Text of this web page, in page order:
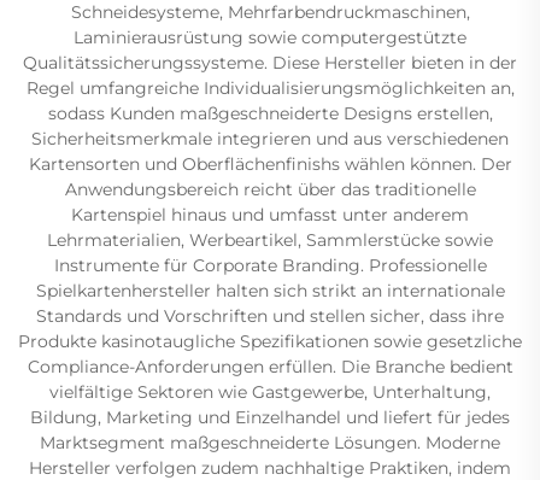
Schneidesysteme, Mehrfarbendruckmaschinen,
Laminierausrüstung sowie computergestützte
Qualitätssicherungssysteme. Diese Hersteller bieten in der
Regel umfangreiche Individualisierungsmöglichkeiten an,
sodass Kunden maßgeschneiderte Designs erstellen,
Sicherheitsmerkmale integrieren und aus verschiedenen
Kartensorten und Oberflächenfinishs wählen können. Der
Anwendungsbereich reicht über das traditionelle
Kartenspiel hinaus und umfasst unter anderem
Lehrmaterialien, Werbeartikel, Sammlerstücke sowie
Instrumente für Corporate Branding. Professionelle
Spielkartenhersteller halten sich strikt an internationale
Standards und Vorschriften und stellen sicher, dass ihre
Produkte kasinotaugliche Spezifikationen sowie gesetzliche
Compliance-Anforderungen erfüllen. Die Branche bedient
vielfältige Sektoren wie Gastgewerbe, Unterhaltung,
Bildung, Marketing und Einzelhandel und liefert für jedes
Marktsegment maßgeschneiderte Lösungen. Moderne
Hersteller verfolgen zudem nachhaltige Praktiken, indem